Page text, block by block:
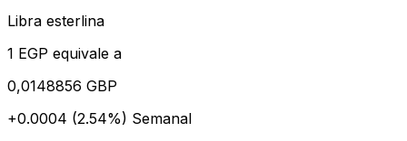
Libra esterlina
1 EGP equivale a
0,0148856 GBP
+0.0004 (2.54%) Semanal